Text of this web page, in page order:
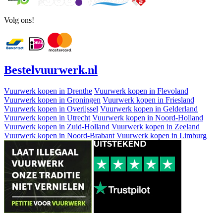
Volg ons!
Bestelvuurwerk.nl
Vuurwerk kopen in Drenthe Vuurwerk kopen in Flevoland
Vuurwerk kopen in Groningen Vuurwerk kopen in Friesland
Vuurwerk kopen in Overijssel Vuurwerk kopen in Gelderland
Vuurwerk kopen in Utrecht Vuurwerk kopen in Noord-Holland
Vuurwerk kopen in Zuid-Holland Vuurwerk kopen in Zeeland
Vuurwerk kopen in Noord-Brabant Vuurwerk kopen in Limburg